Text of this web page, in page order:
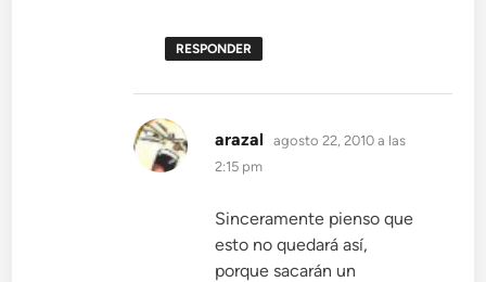
RESPONDER
arazal dice:
agosto 22, 2010 a las
2:15 pm
Sinceramente pienso que
esto no quedará así,
porque sacarán un